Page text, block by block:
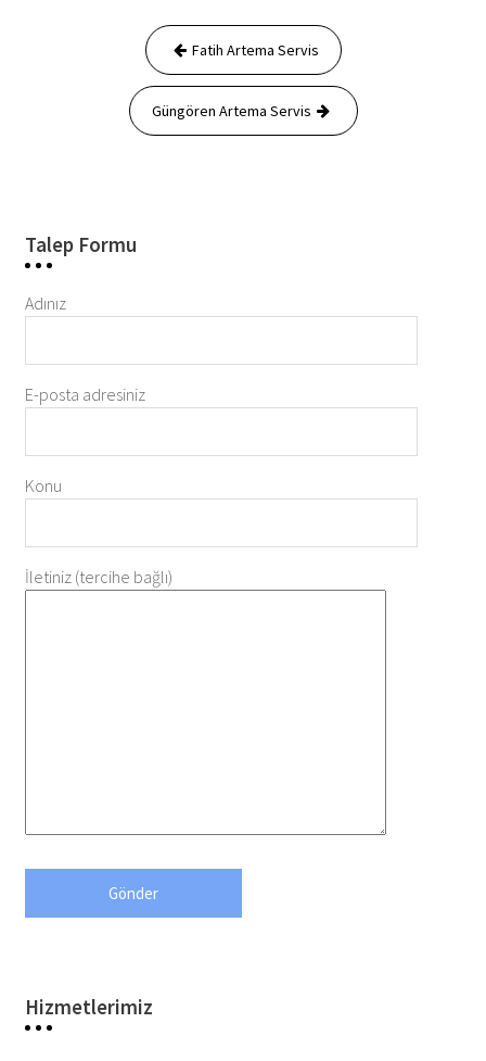
Fatih Artema Servis
Güngören Artema Servis
Talep Formu
Adınız
E-posta adresiniz
Konu
İletiniz (tercihe bağlı)
Hizmetlerimiz